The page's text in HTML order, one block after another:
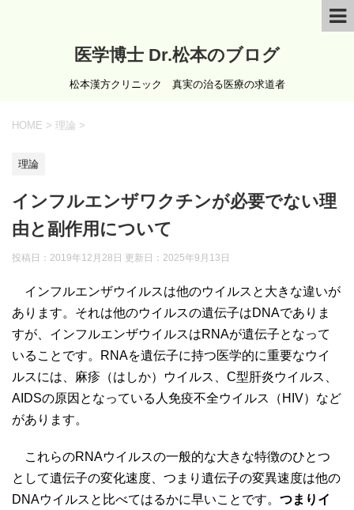
医学博士 Dr.松本のブログ
松本漢方クリニック 真実の治る医療の求道者
HOME > 理論 >
理論
インフルエンザワクチンが必要でない理
由と副作用について
投稿日：2019年12月28日 更新日： 2025年9月13日
インフルエンザウイルスは他のウイルスと大きな違いが
あります。それは他のウイルスの遺伝子はDNAでありま
すが、インフルエンザウイルスはRNAが遺伝子となって
いることです。RNAを遺伝子に持つ医学的に重要なウイ
ルスには、麻疹（はしか）ウイルス、C型肝炎ウイルス、
AIDSの原因となっている人免疫不全ウイルス（HIV）など
があります。
これらのRNAウイルスの一般的な大きな特徴のひとつ
として遺伝子の変化速度、つまり遺伝子の変異速度は他の
DNAウイルスと比べてはるかに早いことです。 つまりイ